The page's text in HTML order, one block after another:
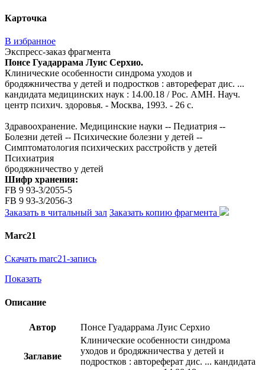
Карточка
В избранное
Экспресс-заказ фрагмента
Понсе Гуадаррама Луис Серхио.
Клинические особенности синдрома уходов и
бродяжничества у детей и подростков : автореферат дис. ...
кандидата медицинских наук : 14.00.18 / Рос. АМН. Науч.
центр психич. здоровья. - Москва, 1993. - 26 с.
Здравоохранение. Медицинские науки -- Педиатрия --
Болезни детей -- Психические болезни у детей --
Симптоматология психических расстройств у детей
Психиатрия
бродяжничество у детей
Шифр хранения:
FB 9 93-3/2055-5
FB 9 93-3/2056-3
Заказать в читальный зал Заказать копию фрагмента
Marc21
Скачать marc21-запись
Показать
Описание
Автор Понсе Гуадаррама Луис Серхио
Заглавие
Клинические особенности синдрома
уходов и бродяжничества у детей и
подростков : автореферат дис. ... кандидата